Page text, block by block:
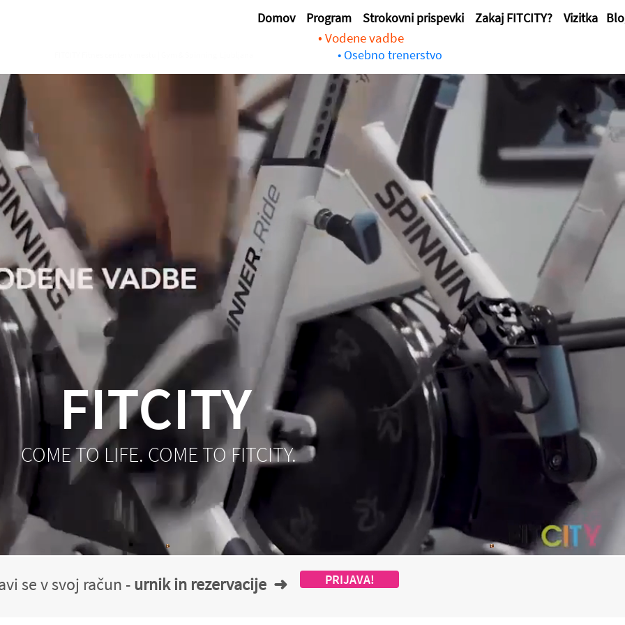
Domov Program Strokovni prispevki Zakaj FITCITY? Vizitka
• Vodene vadbe
• Osebno trenerstvo
FITCITY
COME TO LIFE. COME TO FITCITY.
se v svoj račun -urnik in rezervacije ➜ PRIJAVA!